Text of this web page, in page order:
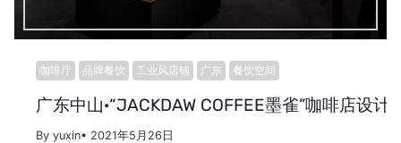
咖啡厅 品牌餐饮 工业风店铺 广东 餐饮空间
广东中山·“JACKDAW COFFEE墨雀”咖啡店设计
By yuxin• 2021年5月26日